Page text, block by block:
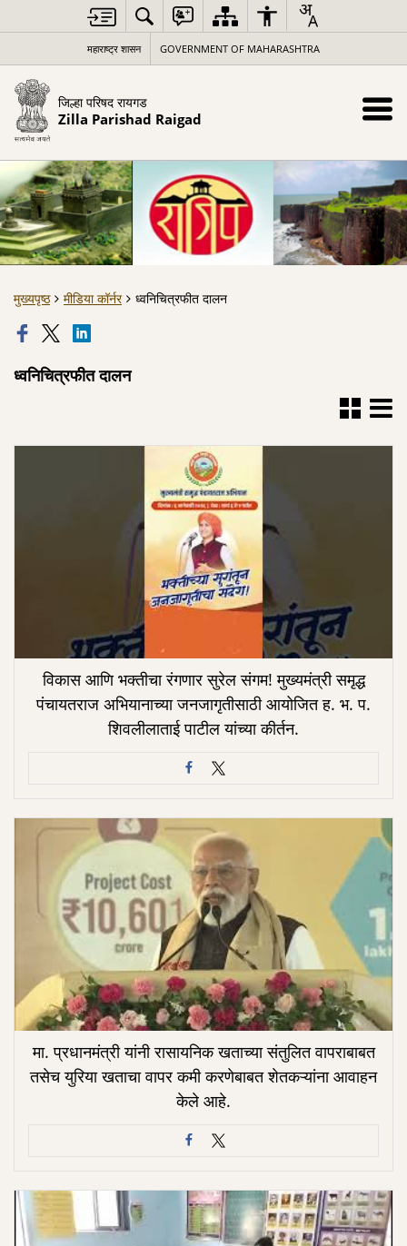
महाराष्ट्र शासन GOVERNMENT OF MAHARASHTRA
जिल्हा परिषद रायगड
Zilla Parishad Raigad
मुख्यपृष्ठ मीडिया कॉर्नर ध्वनिचित्रफीत दालन
ध्वनिचित्रफीत दालन
विकास आणि भक्तीचा रंगणार सुरेल संगम! मुख्यमंत्री समृद्ध
पंचायतराज अभियानाच्या जनजागृतीसाठी आयोजित ह. भ. प.
शिवलीलाताई पाटील यांच्या कीर्तन.
मा. प्रधानमंत्री यांनी रासायनिक खताच्या संतुलित वापराबाबत
तसेच युरिया खताचा वापर कमी करणेबाबत शेतकऱ्यांना आवाहन
केले आहे.